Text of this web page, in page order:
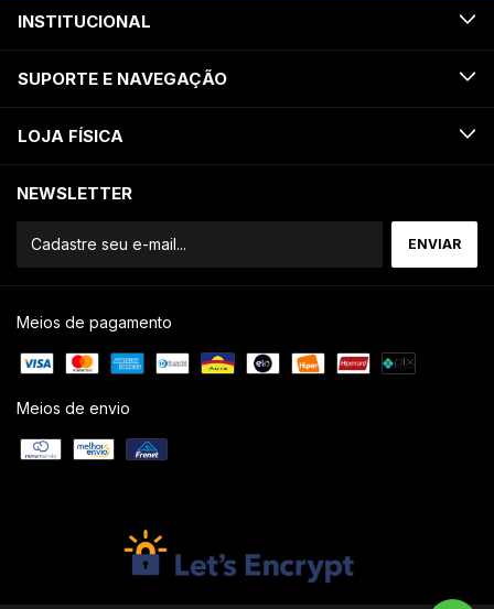
INSTITUCIONAL
SUPORTE E NAVEGAÇÃO
LOJA FÍSICA
NEWSLETTER
Meios de pagamento
Meios de envio